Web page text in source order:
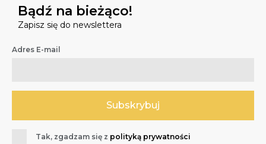
Bądź na bieżąco!
Zapisz się do newslettera
Adres E-mail
Tak, zgadzam się z polityką prywatności